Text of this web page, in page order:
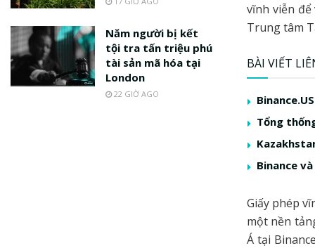
vĩnh viễn
Trung tâm
BÀI VIẾT
Tổng
Binance
Giấy phép
một nền
Á tại
Năm người bị kết
tội tra tấn triệu phú
tài sản mã hóa tại
London
22 GIỜ AGO